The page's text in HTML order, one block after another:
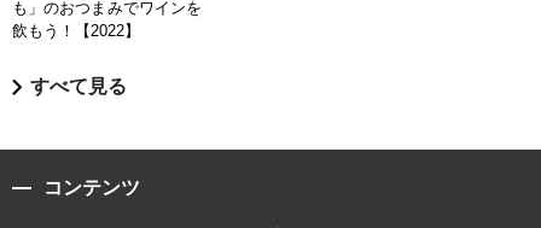
も」のおつまみでワインを
飲もう！【2022】
すべて見る
コンテンツ